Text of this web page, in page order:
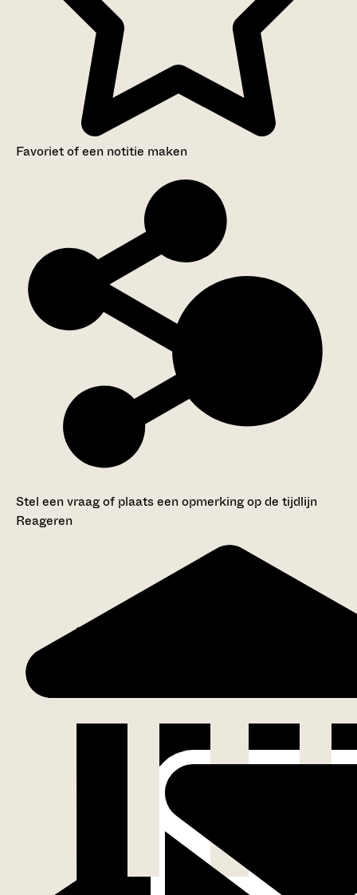
Favoriet of een notitie maken
Stel een vraag of plaats een opmerking op de tijdlijn
Reageren